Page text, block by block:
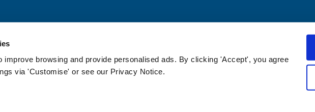
improve browsing and provide personalised ads. By clicking 'Accept', you agree
via 'Customise' or see our Privacy Notice.
20085499